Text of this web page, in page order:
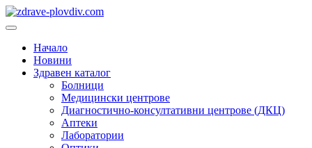
Преминете
към
Основно
Начало
Новини
Здравен каталог
Болници
Медицински центрове
Диагностично-консултативни центрове (ДКЦ)
Аптеки
Лаборатории